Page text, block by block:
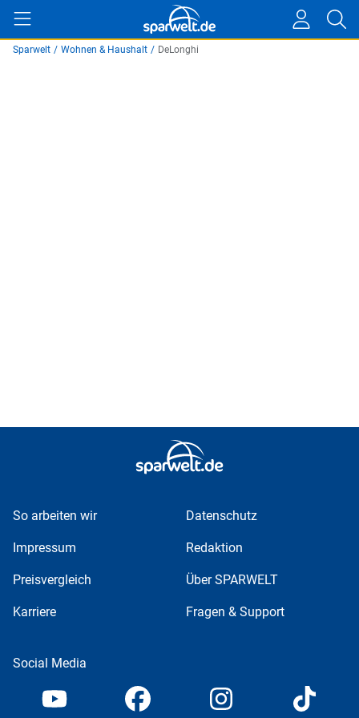
Sparwelt / Wohnen & Haushalt / DeLonghi
So arbeiten wir Datenschutz
Impressum Redaktion
Preisvergleich Über SPARWELT
Karriere Fragen & Support
Social Media